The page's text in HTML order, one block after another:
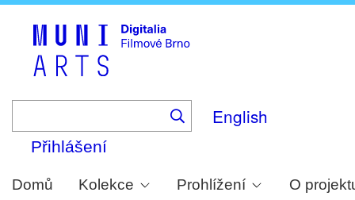
English
Přihlášení
Domů Kolekce Prohlížení O